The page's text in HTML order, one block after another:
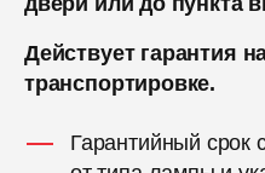
Действует гарантия
транспортировке.
Гарантийный срок